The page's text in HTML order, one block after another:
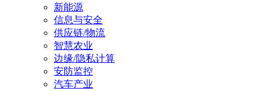
新能源
信息与安全
供应链/物流
智慧农业
边缘/隐私计算
安防监控
汽车产业